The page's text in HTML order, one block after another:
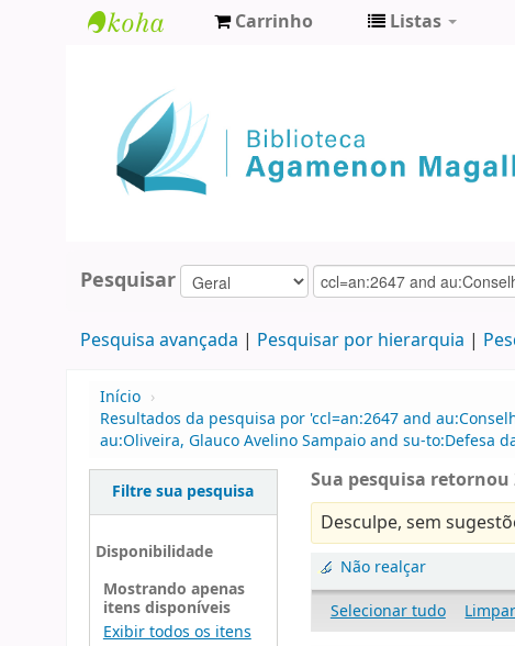
Agamenon
Magalhães
Carrinho Listas
Pesquisar
Pesquisa avançada Pesquisar por hierarquia
Início ›
Resultados da pesquisa por 'ccl=an:2647 and
au:Oliveira, Glauco Avelino Sampaio and su-to:Defesa
Filtre sua pesquisa
Disponibilidade
Mostrando apenas
itens disponíveis
Exibir todos os itens
Sua pesquisa
Desculpe, sem
Não realçar
Selecionar tudo